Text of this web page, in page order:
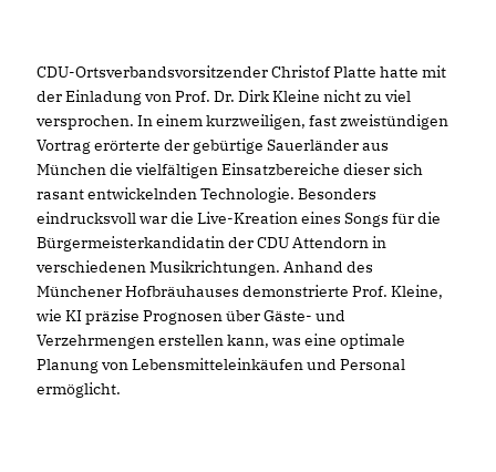
CDU-Ortsverbandsvorsitzender Christof Platte hatte mit
der Einladung von Prof. Dr. Dirk Kleine nicht zu viel
versprochen. In einem kurzweiligen, fast zweistündigen
Vortrag erörterte der gebürtige Sauerländer aus
München die vielfältigen Einsatzbereiche dieser sich
rasant entwickelnden Technologie. Besonders
eindrucksvoll war die Live-Kreation eines Songs für die
Bürgermeisterkandidatin der CDU Attendorn in
verschiedenen Musikrichtungen. Anhand des
Münchener Hofbräuhauses demonstrierte Prof. Kleine,
wie KI präzise Prognosen über Gäste- und
Verzehrmengen erstellen kann, was eine optimale
Planung von Lebensmitteleinkäufen und Personal
ermöglicht.